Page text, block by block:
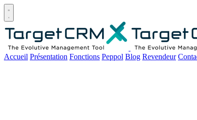
Open main menu
Accueil Présentation Fonctions Peppol Blog Revendeur